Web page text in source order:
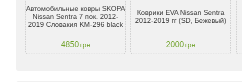
Автомобильные ковры SKOPA
Nissan Sentra 7 пок. 2012-
2019 Словакия KM-296 black
4850 грн
Коврики EVA Nissan Sentra
2012-2019 гг (SD, Бежевый)
2000грн